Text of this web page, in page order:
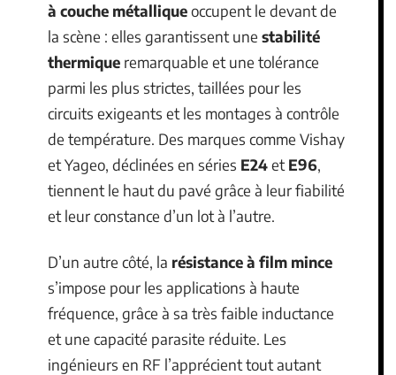
à couche métalliqueoccupent le devant de
la scène : elles garantissent une stabilité
thermique remarquable et une tolérance
parmi les plus strictes, taillées pour les
circuits exigeants et les montages à contrôle
de température. Des marques comme Vishay
et Yageo, déclinées en séries E24et E96,
tiennent le haut du pavé grâce à leur fiabilité
et leur constance d’un lot à l’autre.
D’un autre côté, la résistance à film mince
s’impose pour les applications à haute
fréquence, grâce à sa très faible inductance
et une capacité parasite réduite. Les
ingénieurs en RF l’apprécient tout autant